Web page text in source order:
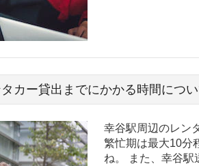
カー貸出までにかかる時間につ
幸谷駅周辺のレン
繁忙期は最大10分
ね。 また、幸谷駅